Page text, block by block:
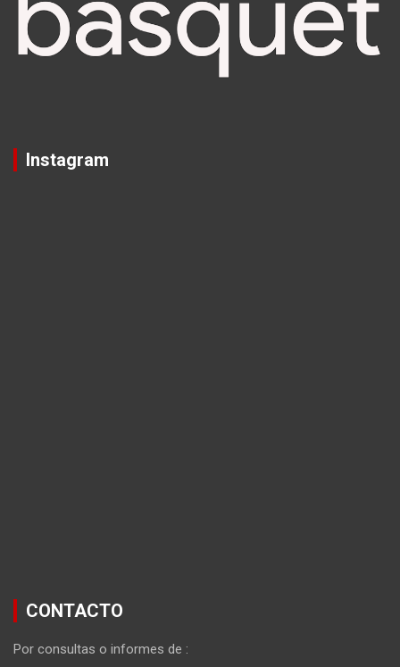
Instagram
CONTACTO
Por consultas o informes de :